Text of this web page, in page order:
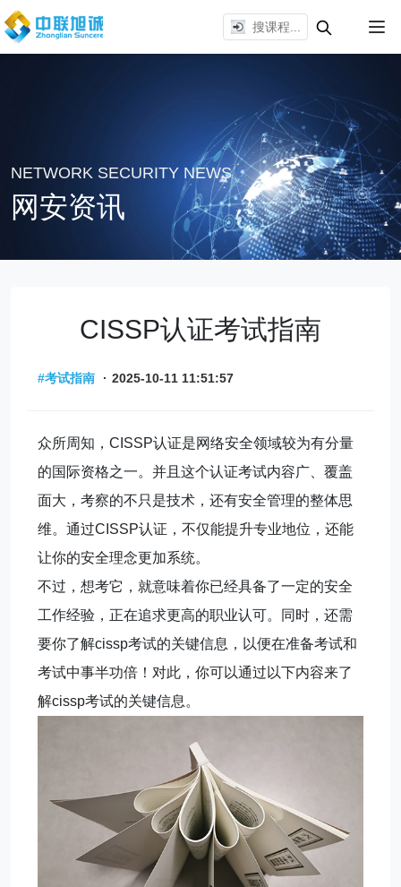
NETWORK SECURITY NEWS
网安资讯
CISSP认证考试指南
#考试指南 · 2025-10-11 11:51:57
众所周知，CISSP认证是网络安全领域较为有分量
的国际资格之一。并且这个认证考试内容广、覆盖
面大，考察的不只是技术，还有安全管理的整体思
维。通过CISSP认证，不仅能提升专业地位，还能
让你的安全理念更加系统。
不过，想考它，就意味着你已经具备了一定的安全
工作经验，正在追求更高的职业认可。同时，还需
要你了解cissp考试的关键信息，以便在准备考试和
考试中事半功倍！对此，你可以通过以下内容来了
解cissp考试的关键信息。